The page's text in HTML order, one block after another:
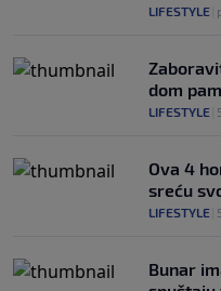
LIFESTYLE
dom
LIFESTYLE
Ova 4
sreću
LIFESTYLE
Bunar